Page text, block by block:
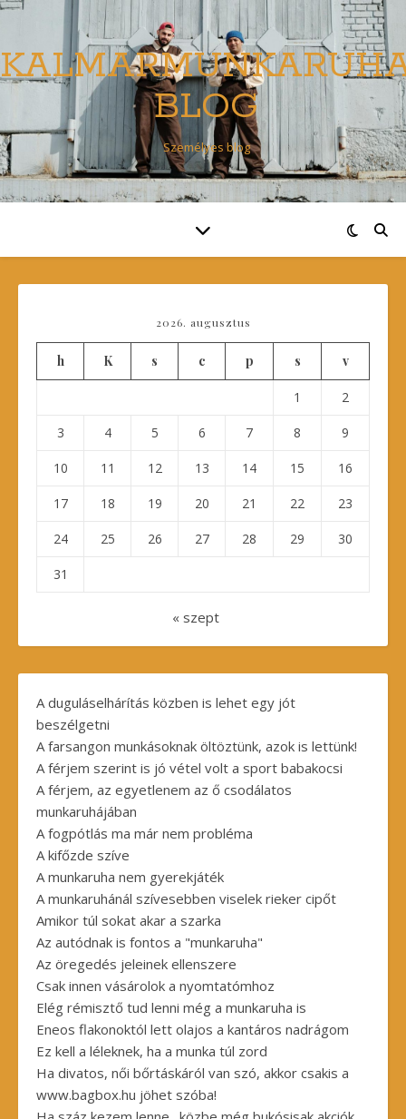
BLOG
Személyes blog
2026. augusztus
h K s c p s v
1 2
3 4 5 6 7 8 9
10 11 12 13 14 15 16
17 18 19 20 21 22 23
24 25 26 27 28 29 30
31
« szept
A duguláselhárítás közben is lehet egy jót
beszélgetni
A farsangon munkásoknak öltöztünk, azok is lettünk!
A férjem szerint is jó vétel volt a sport babakocsi
A férjem, az egyetlenem az ő csodálatos
munkaruhájában
A fogpótlás ma már nem probléma
A kifőzde szíve
A munkaruha nem gyerekjáték
A munkaruhánál szívesebben viselek rieker cipőt
Amikor túl sokat akar a szarka
Az autódnak is fontos a "munkaruha"
Az öregedés jeleinek ellenszere
Csak innen vásárolok a nyomtatómhoz
Elég rémisztő tud lenni még a munkaruha is
Eneos flakonoktól lett olajos a kantáros nadrágom
Ez kell a léleknek, ha a munka túl zord
Ha divatos, női bőrtáskáról van szó, akkor csakis a
www.bagbox.hu jöhet szóba!